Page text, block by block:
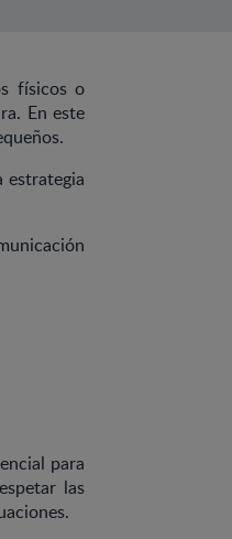
físicos o
En este
estrategia
para
las